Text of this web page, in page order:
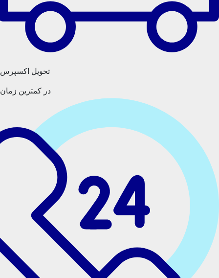
تحویل اکسپرس
در کمترین زمان